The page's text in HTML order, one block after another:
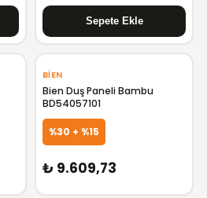
GELİNCE HABER VER
BIEN
Bien Duş Paneli Bambu
BD54057101
%30 + %15
₺ 9.609,73